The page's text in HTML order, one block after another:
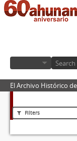
El Archivo Histórico
Filters